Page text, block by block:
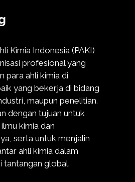
Kimia Indonesia (PAKI)
profesional yang
para ahli kimia di
yang bekerja di bidang
maupun penelitian.
dengan tujuan untuk
kimia dan
serta untuk menjalin
ahli kimia dalam
tantangan global.